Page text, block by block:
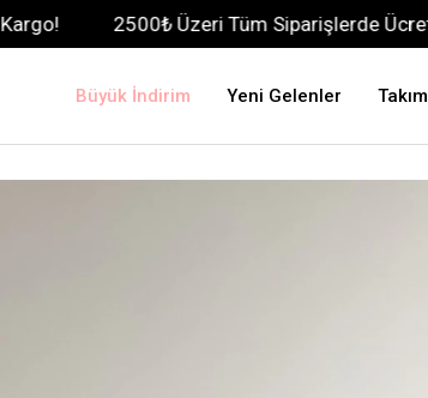
2500₺ Üzeri Tüm Siparişlerde Ücretsiz Kargo!
Büyük İndirim Yeni Gelenler Takım